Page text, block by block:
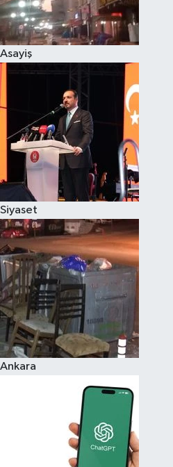
Asayiş
Siyaset
Ankara